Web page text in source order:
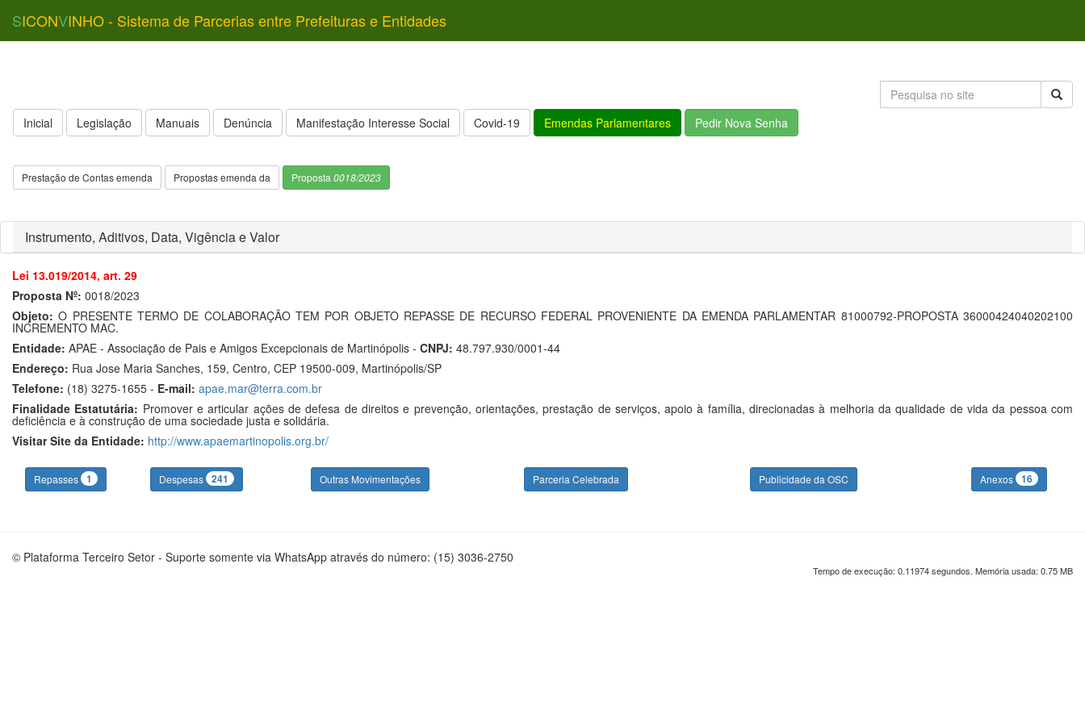
SICONVINHO - Sistema de Parcerias entre Prefeituras e Entidades
Inicial Legislação Manuais Denúncia Manifestação Interesse Social Covid-19 Emendas Parlamentares Pedir Nova Senha
Prestação de Contas emenda Propostas emenda da Proposta 0018/2023
Instrumento, Aditivos, Data, Vigência e Valor
Lei 13.019/2014, art. 29
Proposta Nº: 0018/2023
Objeto: O PRESENTE TERMO DE COLABORAÇÃO TEM POR OBJETO REPASSE DE RECURSO FEDERAL PROVENIENTE DA EMENDA PARLAMENTAR 81000792-PROPOSTA 36000424040202100
INCREMENTO MAC.
Entidade: APAE - Associação de Pais e Amigos Excepcionais de Martinópolis - CNPJ: 48.797.930/0001-44
Endereço: Rua Jose Maria Sanches, 159, Centro, CEP 19500-009, Martinópolis/SP
Telefone: (18) 3275-1655 - E-mail: apae.mar@terra.com.br
Finalidade Estatutária: Promover e articular ações de defesa de direitos e prevenção, orientações, prestação de serviços, apoio à família, direcionadas à melhoria da qualidade de vida da pessoa com
deficiência e à construção de uma sociedade justa e solidária.
Visitar Site da Entidade: http://www.apaemartinopolis.org.br/
Repasses 1 Despesas 241 Outras Movimentações Parceria Celebrada Publicidade da OSC Anexos 16
© Plataforma Terceiro Setor - Suporte somente via WhatsApp através do número: (15) 3036-2750
Tempo de execução: 0.11974 segundos. Memória usada: 0.75 MB